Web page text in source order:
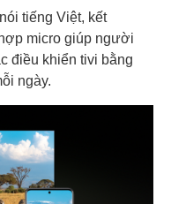
tiếng Việt, kết
micro giúp người
điều khiển tivi bằng
ngày.